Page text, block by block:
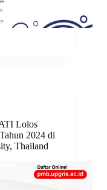
Lolos
2024 di
Thailand